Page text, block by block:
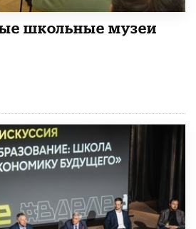
школьные музеи